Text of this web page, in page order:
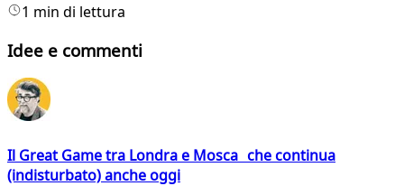
1 min di lettura
Idee e commenti
Il Great Game tra Londra e Mosca che continua
(indisturbato) anche oggi